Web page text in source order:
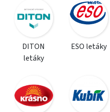
DITON
letáky
ESO letáky